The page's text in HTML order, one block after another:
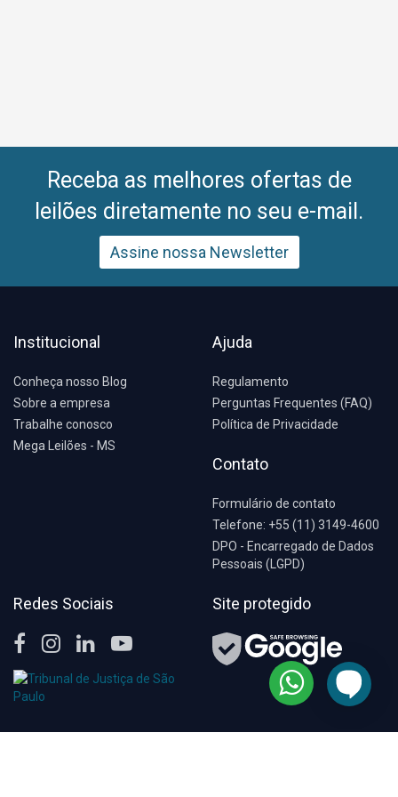
Receba as melhores ofertas de
leilões diretamente no seu e-mail.
Assine nossa Newsletter
Institucional
Conheça nosso Blog
Sobre a empresa
Trabalhe conosco
Mega Leilões - MS
Ajuda
Regulamento
Perguntas Frequentes (FAQ)
Política de Privacidade
Contato
Formulário de contato
Telefone: +55 (11) 3149-4600
DPO - Encarregado de Dados
Pessoais (LGPD)
Redes Sociais Site protegido